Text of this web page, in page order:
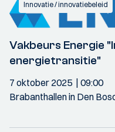
Innovatie / innovatiebeleid
Vakbeurs Energie
energietransitie"
7 oktober 2025
09:00
Brabanthallen in Den